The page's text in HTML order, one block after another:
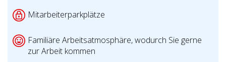
Mitarbeiterparkplätze
Familiäre Arbeitsatmosphäre, wodurch Sie gerne
zur Arbeit kommen